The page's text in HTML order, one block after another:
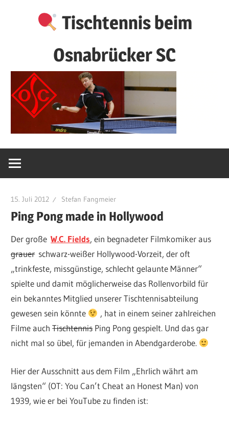
Tischtennis beim
Osnabrücker SC
15. Juli 2012 Stefan Fangmeier
Ping Pong made in Hollywood
Der großeW.C. Fields, ein begnadeter Filmkomiker aus
grauerschwarz-weißer Hollywood-Vorzeit, der oft
„trinkfeste, missgünstige, schlecht gelaunte Männer“
spielte und damit möglicherweise das Rollenvorbild für
ein bekanntes Mitglied unserer Tischtennisabteilung
gewesen sein könnte
, hat in einem seiner zahlreichen
Filme auchTischtennisPing Pong gespielt. Und das gar
nicht mal so übel, für jemanden in Abendgarderobe.
Hier der Ausschnitt aus dem Film „Ehrlich währt am
längsten“ (OT: You Can’t Cheat an Honest Man) von
1939, wie er bei YouTube zu finden ist: